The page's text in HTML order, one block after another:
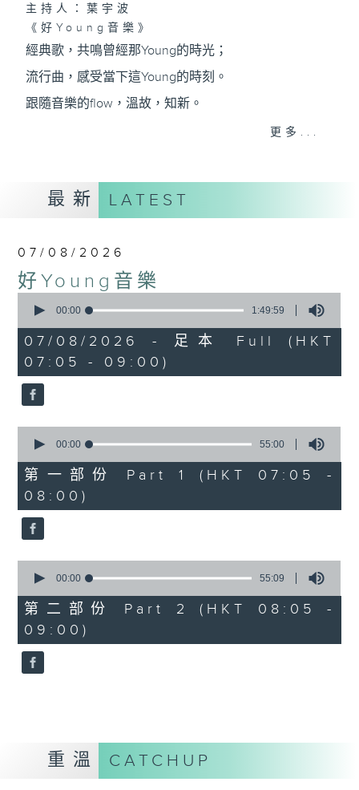
主持人：葉宇波
《好Young音樂》
經典歌，共鳴曾經那Young的時光；
流行曲，感受當下這Young的時刻。
跟隨音樂的flow，溫故，知新。
（廣東歌經典）、溫故知新（新歌精選）。
《好Young音樂》
葉宇波為你呈現音樂好模Young！
更多...
最新 LATEST
07/08/2026
好Young音樂
seconds
1
hour,
49
minutes,
59
seconds
00:00 1:49:59
07/08/2026 - 足本 Full (HKT
07:05 - 09:00)
seconds
55
minutes,
0
seconds
00:00 55:00
第一部份 Part 1 (HKT 07:05 -
08:00)
seconds
55
minutes,
9
seconds
00:00 55:09
第二部份 Part 2 (HKT 08:05 -
09:00)
重溫 CATCHUP